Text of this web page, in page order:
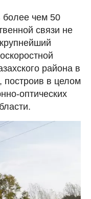
более чем 50
связи не
района в
в целом
оптических